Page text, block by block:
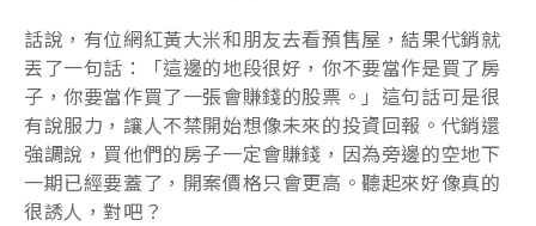
話說，有位網紅黃大米和朋友去看預售屋，結果代銷就
丟了一句話：「這邊的地段很好，你不要當作是買了房
子，你要當作買了一張會賺錢的股票。」這句話可是很
有說服力，讓人不禁開始想像未來的投資回報。代銷還
強調說，買他們的房子一定會賺錢，因為旁邊的空地下
一期已經要蓋了，開案價格只會更高。聽起來好像真的
很誘人，對吧？